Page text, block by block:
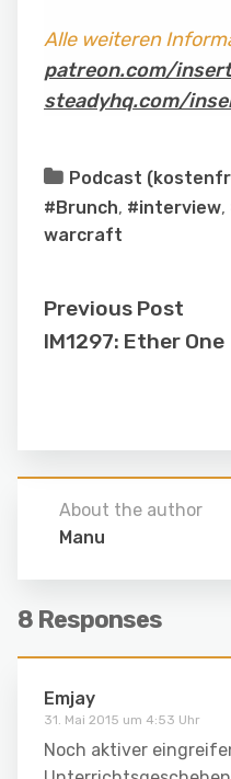
Alle weiteren
patreon.com/
steadyhq.com/
Podcast
#Brunch, #interview,
warcraft
Previous Post
IM1297: Ether One
About the author
Manu
8 Responses
Emjay
31. Mai 2015 um 4:53 Uhr
Noch aktiver